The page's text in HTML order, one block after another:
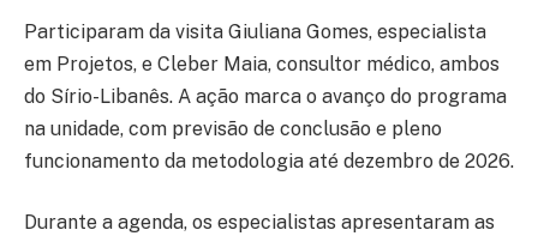
Participaram da visita Giuliana Gomes, especialista
em Projetos, e Cleber Maia, consultor médico, ambos
do Sírio-Libanês. A ação marca o avanço do programa
na unidade, com previsão de conclusão e pleno
funcionamento da metodologia até dezembro de 2026.
Durante a agenda, os especialistas apresentaram as